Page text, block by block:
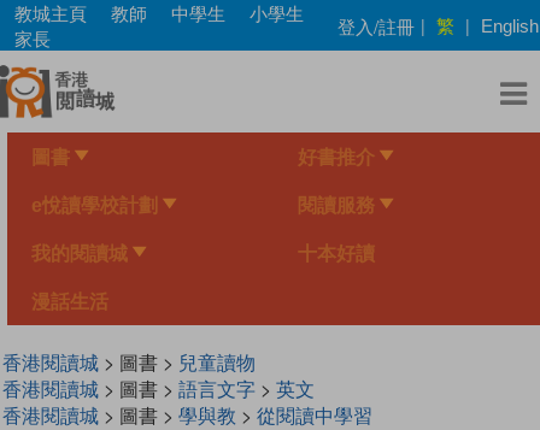
Skip
main
content
教城主頁 教師 中學生
小學生
家長
登入/註冊 | 繁 | English
圖書 好書推介
e悅讀學校計劃 閱讀服務
我的閱讀城 十本好讀
漫話生活
香港閱讀城> 圖書 > 兒童讀物
香港閱讀城> 圖書 > 語言文字> 英文
香港閱讀城> 圖書 > 學與教 > 從閱讀中學習